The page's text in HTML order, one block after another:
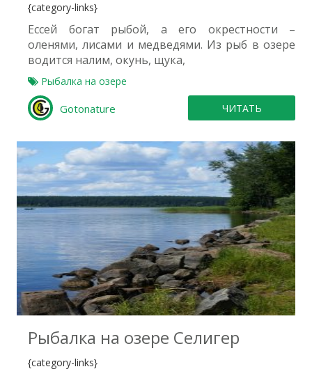
{category-links}
Ессей богат рыбой, а его окрестности –
оленями, лисами и медведями. Из рыб в озере
водится налим, окунь, щука,
Рыбалка на озере
Gotonature ЧИТАТЬ
1
Рыбалка на озере Селигер
{category-links}